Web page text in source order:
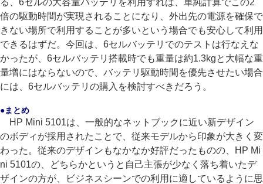
る、6セルの大容量バッテリを利用すれば、単純計算でこの2
倍の駆動時間が実現されることになり、外出先の電源を確保で
きない場所で利用することが多いという場合でも安心して利用
できるはずだ。今回は、6セルバッテリでのテストは行なえな
かったが、6セルバッテリ搭載時でも重量は約1.3kgと大幅な重
量増にはならないので、バッテリ駆動時間を優先させたい場合
には、6セルバッテリの購入を検討すべきだろう。
●まとめ
HP Mini 5101は、一般的なネットブックに近い新デザイン
のボディが採用されたことで、従来モデルから印象が大きく変
わった。従来のデザインもなかなか好評だったものの、HP Mi
ni 5101の、どちらかというと自己主張が少なく落ち着いたデ
ザインの方が、ビジネスシーンでの利用に適しているように思